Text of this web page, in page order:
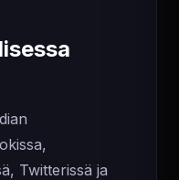
Twitterissä ja